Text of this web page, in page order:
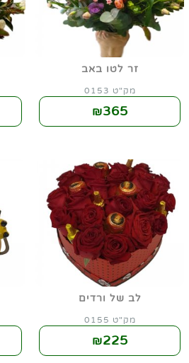
זר לטו באב
מק"ט 0153
₪365
לב של ורדים
מק"ט 0155
₪225